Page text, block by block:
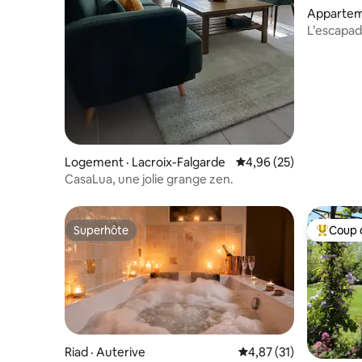
Logement · Lacroix-Falgarde Note moyenne de
4,96 (25)
CasaLua, une jolie grange zen.
Superhôte
Superhôte
Riad · Auterive Note moyenne de
4,87 (31)
Coup
Coup